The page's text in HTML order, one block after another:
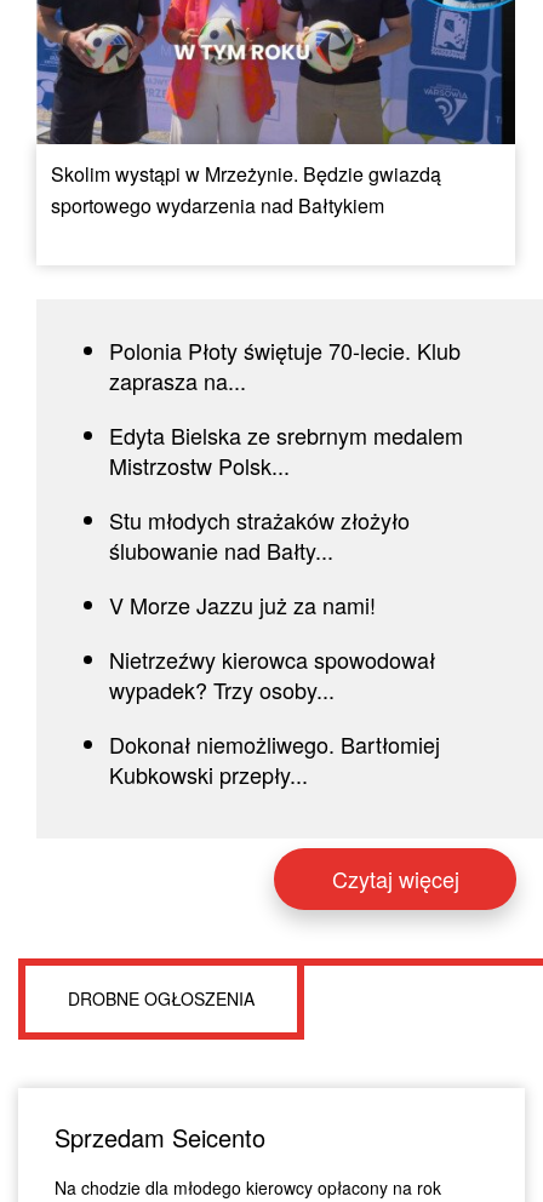
Skolim wystąpi w Mrzeżynie. Będzie gwiazdą
sportowego wydarzenia nad Bałtykiem
Polonia Płoty świętuje 70-lecie. Klub
zaprasza na...
Edyta Bielska ze srebrnym medalem
Mistrzostw Polsk...
Stu młodych strażaków złożyło
ślubowanie nad Bałty...
V Morze Jazzu już za nami!
Nietrzeźwy kierowca spowodował
wypadek? Trzy osoby...
Dokonał niemożliwego. Bartłomiej
Kubkowski przepły...
Czytaj więcej
DROBNE OGŁOSZENIA
Sprzedam Seicento
Na chodzie dla młodego kierowcy opłacony na rok